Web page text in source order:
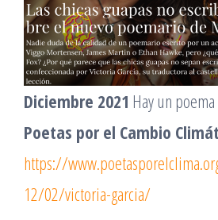
Diciembre 2021 Hay un
Poetas por el Cambio
https://
12/02/victoria-garcia/